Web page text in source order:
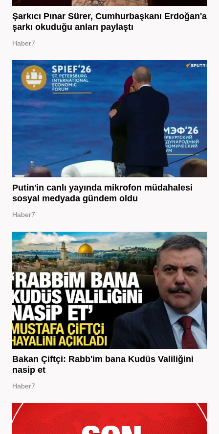
Şarkıcı Pınar Sürer, Cumhurbaşkanı Erdoğan'a
şarkı okuduğu anları paylaştı
Haber7
Putin'in canlı yayında mikrofon müdahalesi
sosyal medyada gündem oldu
Haber7
Bakan Çiftçi: Rabb'im bana Kudüs Valiliğini
nasip et
Haber7